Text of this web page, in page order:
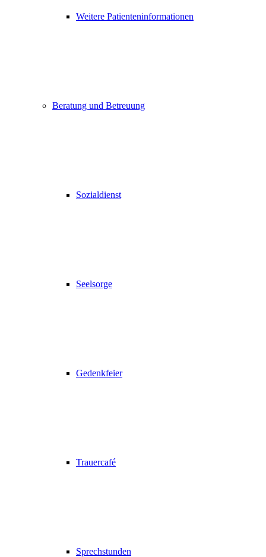
Weitere Patienteninformationen
Beratung und Betreuung
Sozialdienst
Seelsorge
Gedenkfeier
Trauercafé
Sprechstunden